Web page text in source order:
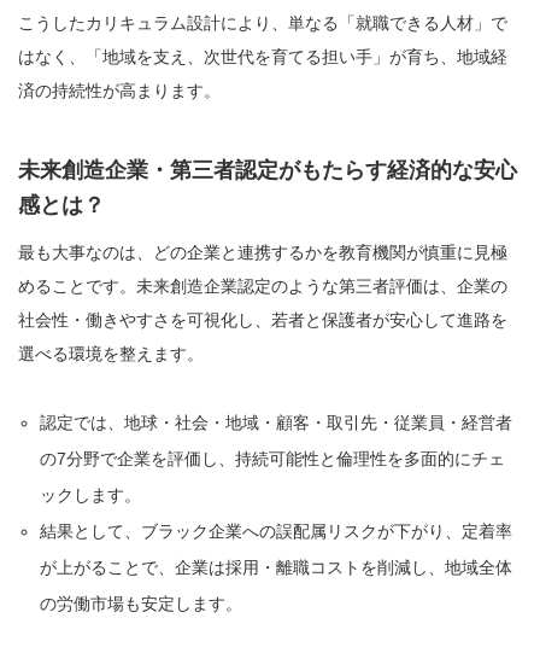
こうしたカリキュラム設計により、単なる「就職できる人材」で
はなく、「地域を支え、次世代を育てる担い手」が育ち、地域経
済の持続性が高まります。
未来創造企業・第三者認定がもたらす経済的な安心
感とは？
最も大事なのは、どの企業と連携するかを教育機関が慎重に見極
めることです。未来創造企業認定のような第三者評価は、企業の
社会性・働きやすさを可視化し、若者と保護者が安心して進路を
選べる環境を整えます。
認定では、地球・社会・地域・顧客・取引先・従業員・経営者
の7分野で企業を評価し、持続可能性と倫理性を多面的にチェ
ックします。
結果として、ブラック企業への誤配属リスクが下がり、定着率
が上がることで、企業は採用・離職コストを削減し、地域全体
の労働市場も安定します。